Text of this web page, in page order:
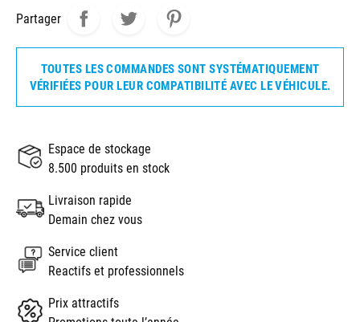
Partager
TOUTES LES COMMANDES SONT SYSTÉMATIQUEMENT
VÉRIFIÉES POUR LEUR COMPATIBILITÉ AVEC LE VÉHICULE.
Espace de stockage
8.500 produits en stock
Livraison rapide
Demain chez vous
Service client
Reactifs et professionnels
Prix attractifs